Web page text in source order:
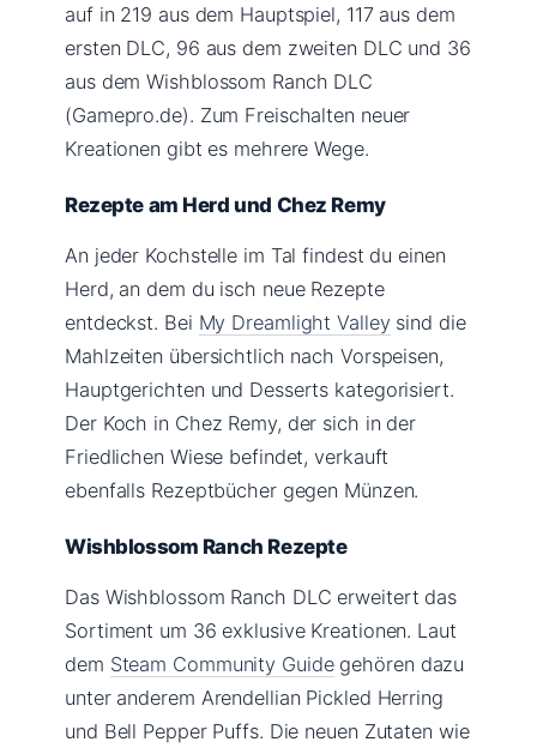
auf in 219 aus dem Hauptspiel, 117 aus dem
ersten DLC, 96 aus dem zweiten DLC und 36
aus dem Wishblossom Ranch DLC
(Gamepro.de). Zum Freischalten neuer
Kreationen gibt es mehrere Wege.
Rezepte am Herd und Chez Remy
An jeder Kochstelle im Tal findest du einen
Herd, an dem du isch neue Rezepte
entdeckst. Bei My Dreamlight Valley sind die
Mahlzeiten übersichtlich nach Vorspeisen,
Hauptgerichten und Desserts kategorisiert.
Der Koch in Chez Remy, der sich in der
Friedlichen Wiese befindet, verkauft
ebenfalls Rezeptbücher gegen Münzen.
Wishblossom Ranch Rezepte
Das Wishblossom Ranch DLC erweitert das
Sortiment um 36 exklusive Kreationen. Laut
dem Steam Community Guidegehören dazu
unter anderem Arendellian Pickled Herring
und Bell Pepper Puffs. Die neuen Zutaten wie